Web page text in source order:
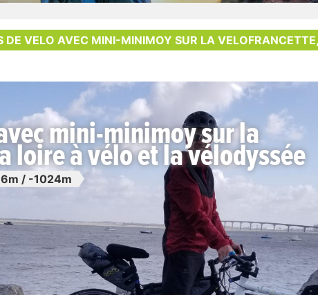
DE VELO AVEC MINI-MINIMOY SUR LA
mini-minimoy sur la
loire à vélo et la vélodyssée
/ -1024m